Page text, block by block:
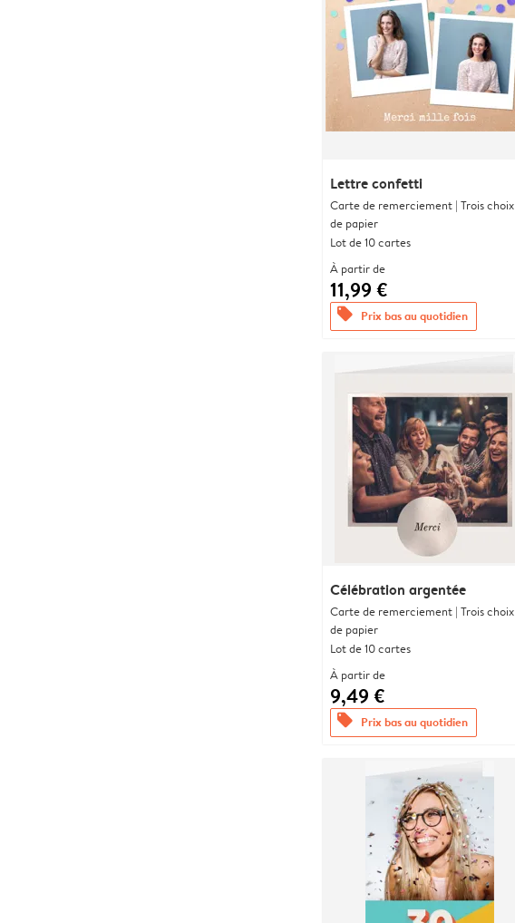
Lettre confetti
Carte de remerciement | Trois choix
de papier
Lot de 10 cartes
À partir de
11,99 €
offers Prix bas au quotidien
Célébration argentée
Carte de remerciement | Trois choix
de papier
Lot de 10 cartes
À partir de
9,49 €
offers Prix bas au quotidien